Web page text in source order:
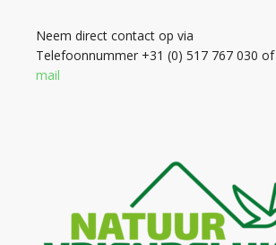
Neem direct contact op via
Telefoonnummer +31 (0) 517 767 030 of
mail